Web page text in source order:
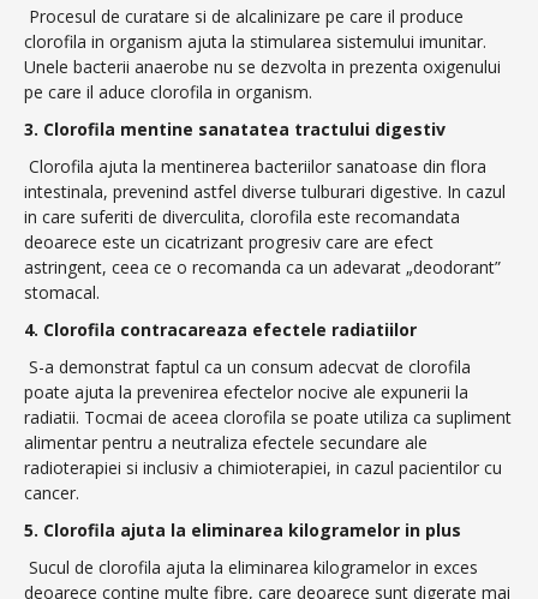
Procesul de curatare si de alcalinizare pe care il produce
clorofila in organism ajuta la stimularea sistemului imunitar.
Unele bacterii anaerobe nu se dezvolta in prezenta oxigenului
pe care il aduce clorofila in organism.
3. Clorofila mentine sanatatea tractului digestiv
Clorofila ajuta la mentinerea bacteriilor sanatoase din flora
intestinala, prevenind astfel diverse tulburari digestive. In cazul
in care suferiti de diverculita, clorofila este recomandata
deoarece este un cicatrizant progresiv care are efect
astringent, ceea ce o recomanda ca un adevarat „deodorant”
stomacal.
4. Clorofila contracareaza efectele radiatiilor
S-a demonstrat faptul ca un consum adecvat de clorofila
poate ajuta la prevenirea efectelor nocive ale expunerii la
radiatii. Tocmai de aceea clorofila se poate utiliza ca supliment
alimentar pentru a neutraliza efectele secundare ale
radioterapiei si inclusiv a chimioterapiei, in cazul pacientilor cu
cancer.
5. Clorofila ajuta la eliminarea kilogramelor in plus
Sucul de clorofila ajuta la eliminarea kilogramelor in exces
deoarece contine multe fibre, care deoarece sunt digerate mai